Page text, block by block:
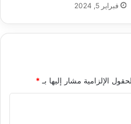
فبراير 5, 2024
الإلزامية مشار إليها بـ *